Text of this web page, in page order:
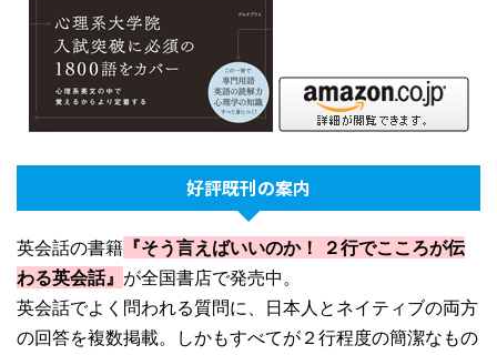
好評既刊の案内
英会話の書籍 『そう言えばいいのか！ ２行でこころが伝
わる英会話』 が全国書店で発売中。
英会話でよく問われる質問に、日本人とネイティブの両方
の回答を複数掲載。しかもすべてが２行程度の簡潔なもの